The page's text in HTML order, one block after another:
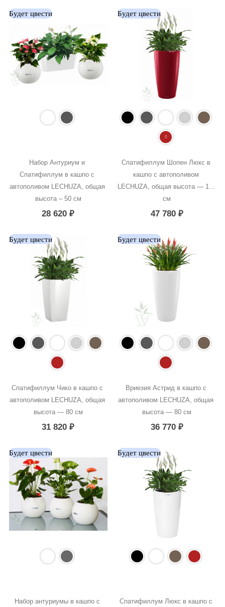
Будет цвести
Набор Антуриум и
Спатифиллум в кашпо с
автополивом LECHUZA, общая
высота – 50 см
28 620₽
Будет цвести
Спатифиллум Шопен Люкс в
кашпо с автополивом
LECHUZA, общая высота — 140
см
47 780 ₽
Будет цвести
Спатифиллум Чико в кашпо с
автополивом LECHUZA, общая
высота — 80 см
31 820₽
Будет цвести
Вриезия Астрид в кашпо с
автополивом LECHUZA, общая
высота — 80 см
36 770 ₽
Будет цвести
Набор антуриумы в кашпо с
Будет цвести
Спатифиллум Люкс в кашпо с